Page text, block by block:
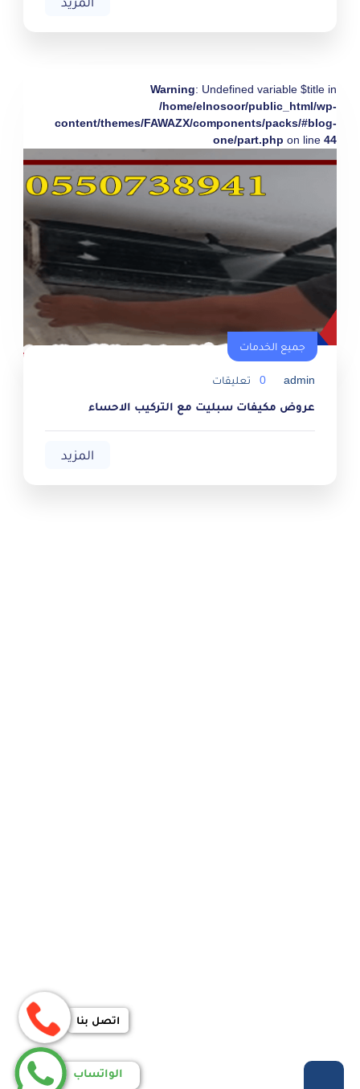
Warning: Undefined variable $title in
/home/elnosoor/public_html/wp-
content/themes/FAWAZX/components/packs/#blog-
one/part.php on line 44
جميع الخدمات
admin
0 تعليقات
عروض مكيفات سبليت مع التركيب الاحساء
المزيد
اتصل بنا
الواتساب